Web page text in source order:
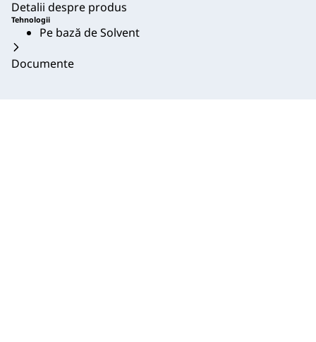
Detalii despre produs
Tehnologii
Pe bază de Solvent
Documente